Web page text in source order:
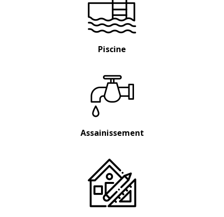
Piscine
Assainissement